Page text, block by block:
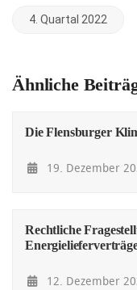
4. Quartal 2022
Ähnliche
Die Flensburger
19. Dezember
Rechtliche
12. Dezember